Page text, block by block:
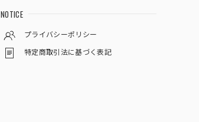
NOTICE
プライバシーポリシー
特定商取引法に基づく表記